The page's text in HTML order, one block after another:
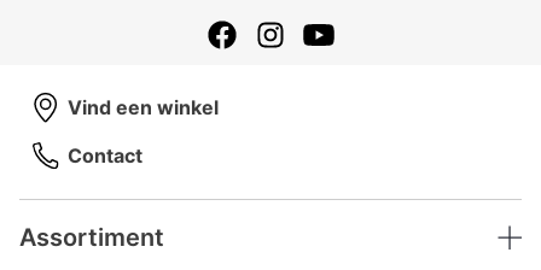
Assortiment
Vind een winkel
Contact